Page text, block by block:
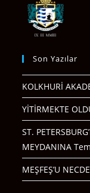
Son Yazılar
KOLKHURİ
YİTİRMEKTE
ST.
MEYDANINA
MEŞFEŞ’U